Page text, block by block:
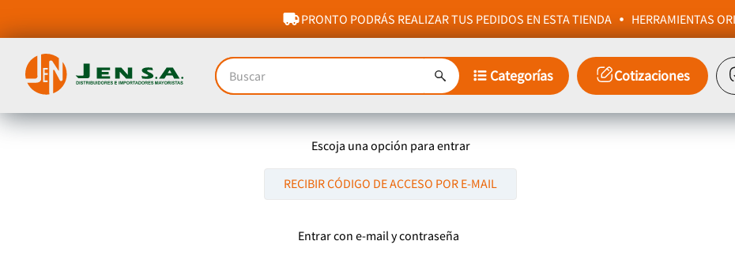
PRONTO PODRÁS REALIZAR TUS PEDIDOS EN ESTA TIENDA HERRAMIENTAS
Buscar
Categorías Cotizaciones
Escoja una opción para entrar
RECIBIR CÓDIGO DE ACCESO POR E-MAIL
Entrar con e-mail y contraseña